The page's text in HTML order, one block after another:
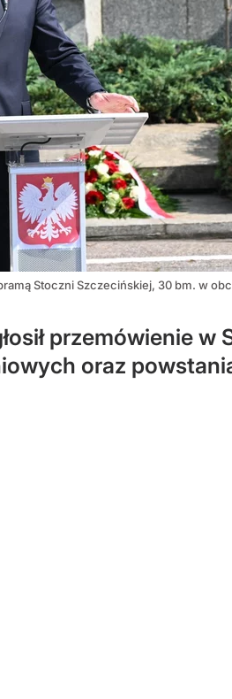
Stoczni Szczecińskiej, 30 bm. w
przemówienie
oraz